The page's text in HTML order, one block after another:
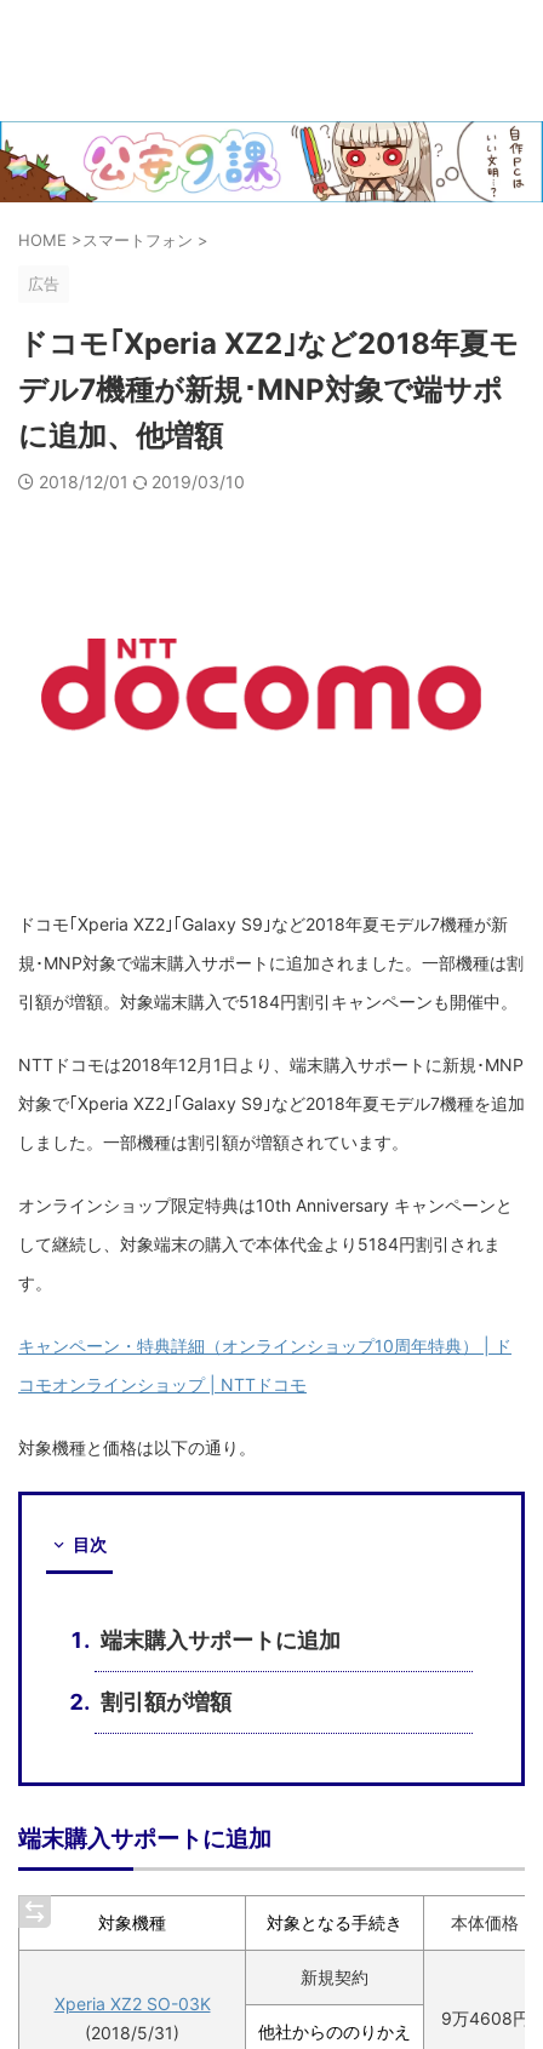
HOME >スマートフォン >
広告
ドコモ｢Xperia XZ2｣など2018年夏モ
デル7機種が新規･MNP対象で端サポ
に追加、他増額
2018/12/01 2019/03/10
ドコモ｢Xperia XZ2｣｢Galaxy S9｣など2018年夏モデル7機種が新
規･MNP対象で端末購入サポートに追加されました。一部機種は割
引額が増額。対象端末購入で5184円割引キャンペーンも開催中。
NTTドコモは2018年12月1日より、端末購入サポートに新規･MNP
対象で｢Xperia XZ2｣｢Galaxy S9｣など2018年夏モデル7機種を追加
しました。一部機種は割引額が増額されています。
オンラインショップ限定特典は10th Anniversary キャンペーンと
して継続し、対象端末の購入で本体代金より5184円割引されま
す。
キャンペーン・特典詳細（オンラインショップ10周年特典） | ド
コモオンラインショップ | NTTドコモ
対象機種と価格は以下の通り。
目次
端末購入サポートに追加
割引額が増額
端末購入サポートに追加
対象機種 対象となる手続き 本体価格
Xperia XZ2 SO-03K
(2018/5/31)
新規契約
9万4608円
他社からののりかえ